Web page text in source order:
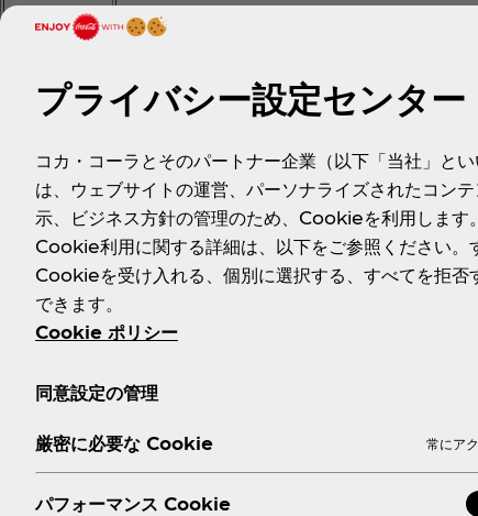
カロリー控えめ
ターゲット／
飲用シーン
夏の暑い時期にも運動を楽しむ方
パッケージ
「アクエリアス」らしい、アクティブな
ひとめで炭酸飲料とわかるデザイン
公式サイト／
SNS
Twitter ：
https://twitter.com/
■製品名 ：「アクエリアス スパークリング」
■品名
：炭酸飲料
プライバシー設定センター
コカ・コーラとそのパートナー企業（以下「当社」とい
は、ウェブサイトの運営、パーソナライズされたコン
示、ビジネス方針の管理のため、Cookieを利用します
Cookie利用に関する詳細は、以下をご参照ください。
Cookieを受け入れる、個別に選択する、すべてを拒否
できます。
Cookie ポリシー
同意設定の管理
厳密に必要な Cookie 常にア
パフォーマンス Cookie